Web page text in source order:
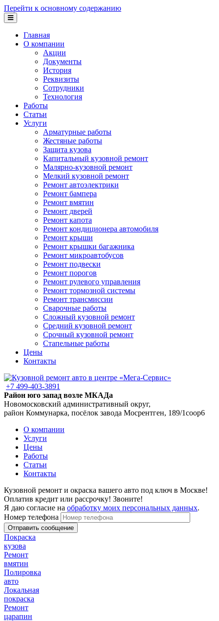
Перейти к основному содержанию
Главная
О компании
Акции
Документы
История
Реквизиты
Сотрудники
Технология
Работы
Статьи
Услуги
Арматурные работы
Жестяные работы
Защита кузова
Капитальный кузовной ремонт
Малярно-кузовной ремонт
Мелкий кузовной ремонт
Ремонт автоэлектрики
Ремонт бампера
Ремонт вмятин
Ремонт дверей
Ремонт капота
Ремонт кондиционера автомобиля
Ремонт крыши
Ремонт крышки багажника
Ремонт микроавтобусов
Ремонт подвески
Ремонт порогов
Ремонт рулевого управления
Ремонт тормозной системы
Ремонт трансмиссии
Сварочные работы
Сложный кузовной ремонт
Средний кузовной ремонт
Срочный кузовной ремонт
Стапельные работы
Цены
Контакты
+7 499-403-3891
Район юго запад возле МКАДа
Новомосковский административный округ,
район Коммунарка, посёлок завода Мосрентген, 189/1соор6
О компании
Услуги
Цены
Работы
Статьи
Контакты
Кузовной ремонт и окраска вашего авто под ключ в Москве!
Оплатив кредит или рассрочку! Звоните!
Я даю согласие на обработку моих персональных данных.
Номер телефона
Покраска
кузова
Ремонт
вмятин
Полировка
авто
Локальная
покраска
Ремонт
царапин